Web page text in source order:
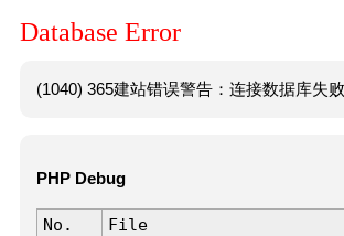
Database Error
(1040) 365建站错误警告：连接数据库失
PHP Debug
No. File